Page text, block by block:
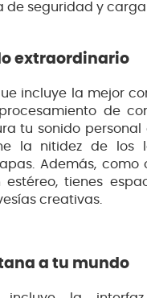
de seguridad y carga
extraordinario
incluye la mejor
de
tu sonido
la nitidez de los
Además, como
estéreo, tienes
creativas.
a tu mundo